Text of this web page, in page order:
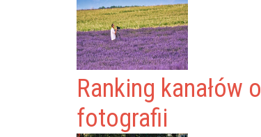
Ranking kanałów o
fotografii